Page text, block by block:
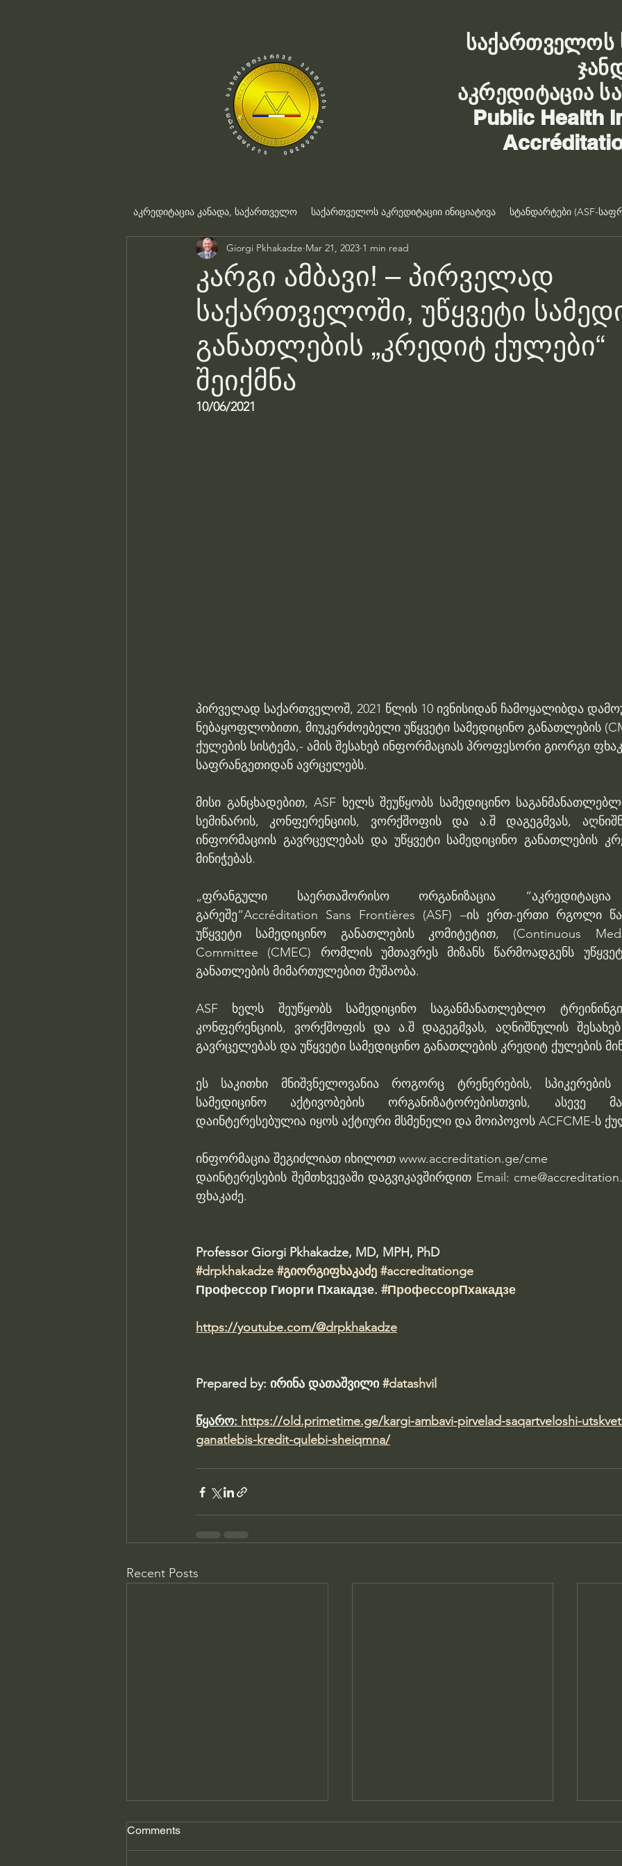
საქართველოს
აკრედიტაცია
Public Health
აკრედიტაცია კანადა, საქართველო საქართველოს აკრედიტაციი ინიციატივა სტანდარტები (ASF-
კარგი ამბავი! – პირველად
საქართველოში, უწყვეტი
განათლების „კრედიტ ქულები“
შეიქმნა
Giorgi Pkhakadze Mar 21, 2023 1 min read
10/06/2021
პირველად საქართველოშ, 2021 წლის 10 ივნისიდან ჩამოყალიბდა
ნებაყოფლობითი, მიუკერძოებელი უწყვეტი სამედიცინო განათლების
ქულების სისტემა,- ამის შესახებ ინფორმაციას პროფესორი გიორგი
საფრანგეთიდან ავრცელებს.
მისი განცხადებით, ASF ხელს შეუწყობს სამედიცინო
სემინარის, კონფერენციის, ვორქშოფის და ა.შ დაგეგმვას,
ინფორმაციის გავრცელებას და უწყვეტი სამედიცინო განათლების
მინიჭებას.
„ფრანგული საერთაშორისო ორგანიზაცია “აკრედიტაცია
გარეშე”Accréditation Sans Frontières (ASF) –ის ერთ-ერთი რგოლი
უწყვეტი სამედიცინო განათლების კომიტეტით, (Continuous
Committee (CMEC) რომლის უმთავრეს მიზანს წარმოადგენს
განათლების მიმართულებით მუშაობა.
ASF ხელს შეუწყობს სამედიცინო საგანმანათლებლო
კონფერენციის, ვორქშოფის და ა.შ დაგეგმვას, აღნიშნულის
გავრცელებას და უწყვეტი სამედიცინო განათლების კრედიტ ქულების
ეს საკითხი მნიშვნელოვანია როგორც ტრენერების,
სამედიცინო აქტივობების ორგანიზატორებისთვის, ასევე
დაინტერესებულია იყოს აქტიური მსმენელი და მოიპოვოს ACFCME-ს
ინფორმაცია შეგიძლიათ იხილოთ www.accreditation.ge/cme
დაინტერესების შემთხვევაში დაგვიკავშირდით Email:
ფხაკაძე.
Professor Giorgi Pkhakadze, MD, MPH, PhD
#drpkhakadze #გიორგიფხაკაძე #accreditationge
Профессор Гиорги Пхакадзе. #ПрофессорПхакадзе
https://youtube.com/@drpkhakadze
Prepared by: ირინა დათაშვილი #datashvil
წყარო: https://old.primetime.ge/kargi-ambavi-pirvelad-saqartveloshi-
ganatlebis-kredit-qulebi-sheiqmna/
Recent Posts
Comments